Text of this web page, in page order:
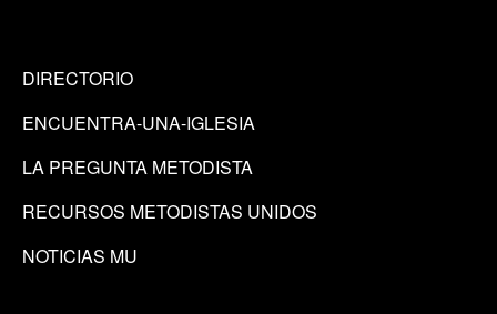
DIRECTORIO
ENCUENTRA-UNA-IGLESIA
LA PREGUNTA METODISTA
RECURSOS METODISTAS UNIDOS
NOTICIAS MU